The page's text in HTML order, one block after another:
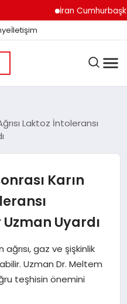
İran Cumhurbaşkanı
İletişim
Laktoz İntoleransı
Karın
Uyardı
gaz ve şişkinlik
Uzman Dr. Meltem
teşhisin önemini